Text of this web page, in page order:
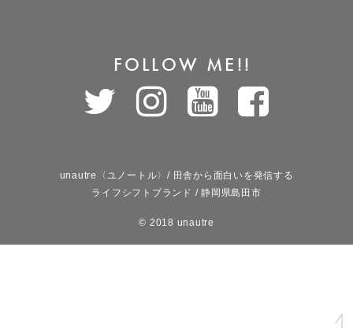
FOLLOW ME!!
unautre〈ユノートル〉/ 田舎から面白いを発信する
ライフシフトブランド / 静岡県島田市
© 2018 unautre